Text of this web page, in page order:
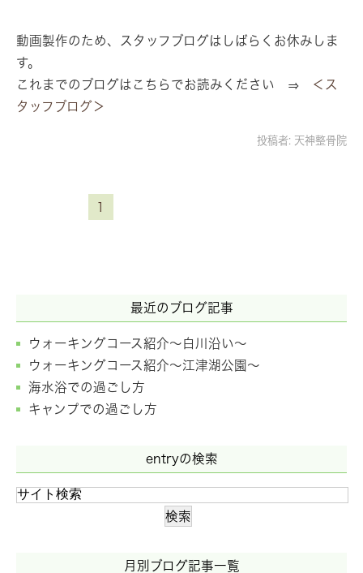
動画製作のため、スタッフブログはしばらくお休みしま
す。
これまでのブログはこちらでお読みください ⇒
＜ス
タッフブログ＞
投稿者: 天神整骨院
1
最近のブログ記事
ウォーキングコース紹介～白川沿い～
ウォーキングコース紹介～江津湖公園～
海水浴での過ごし方
キャンプでの過ごし方
entryの検索
月別ブログ記事一覧